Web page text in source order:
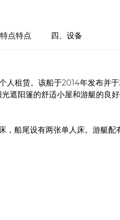
点特点 四、设备
租赁。该船于2014年发布并
遮阳篷的舒适小屋和游艇的良
船尾设有两张单人床。游艇